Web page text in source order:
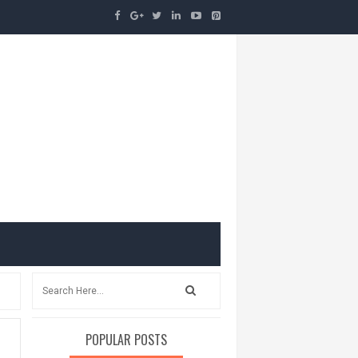
POPULAR POSTS